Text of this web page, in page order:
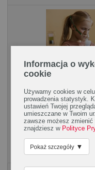
Dlaczego
Zimą nasz układ
Oprócz infekcji
oddychaniu może nam
Informacja o
cookie
Używamy cookies w
prowadzenia statystyk.
ustawień Twojej
umieszczane w Twoim
zawsze możesz zmienić
znajdziesz w Polityce
Pokaż szczegóły ▼